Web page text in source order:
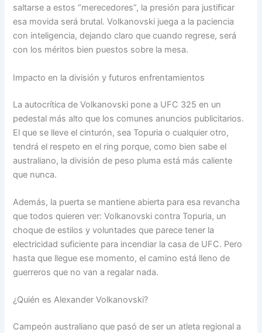
saltarse a estos “merecedores”, la presión para justificar
esa movida será brutal. Volkanovski juega a la paciencia
con inteligencia, dejando claro que cuando regrese, será
con los méritos bien puestos sobre la mesa.
Impacto en la división y futuros enfrentamientos
La autocrítica de Volkanovski pone a UFC 325 en un
pedestal más alto que los comunes anuncios publicitarios.
El que se lleve el cinturón, sea Topuria o cualquier otro,
tendrá el respeto en el ring porque, como bien sabe el
australiano, la división de peso pluma está más caliente
que nunca.
Además, la puerta se mantiene abierta para esa revancha
que todos quieren ver: Volkanovski contra Topuria, un
choque de estilos y voluntades que parece tener la
electricidad suficiente para incendiar la casa de UFC. Pero
hasta que llegue ese momento, el camino está lleno de
guerreros que no van a regalar nada.
¿Quién es Alexander Volkanovski?
Campeón australiano que pasó de ser un atleta regional a